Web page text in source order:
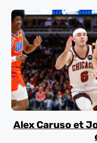
Alex Caruso et